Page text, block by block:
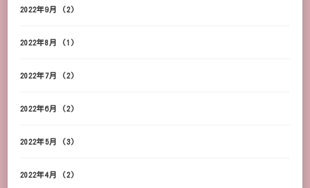
2022年9月 (2)
2022年8月 (1)
2022年7月 (2)
2022年6月 (2)
2022年5月 (3)
2022年4月 (2)